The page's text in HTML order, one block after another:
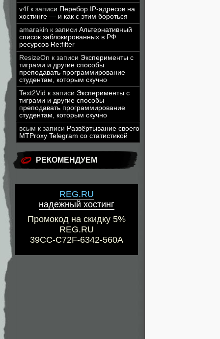
v4f к записи Перебор IP-адресов на
хостинге — и как с этим бороться
amarakin к записи Альтернативный
список заблокированных в РФ
ресурсов Re:filter
ResizeOn к записи Эксперименты с
тиграми и другие способы
преподавать программирование
студентам, которым скучно
Text2Vid к записи Эксперименты с
тиграми и другие способы
преподавать программирование
студентам, которым скучно
всым к записи Развёртывание своего
MTProxy Telegram со статистикой
РЕКОМЕНДУЕМ
REG.RU
надежный хостинг
Промокод на скидку 5%
REG.RU
39CC-C72F-6342-560A